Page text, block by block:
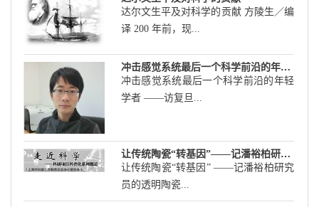
达尔文生平及对科学的贡献 方陵生／编
译 200 年前，现...
冲击感觉系统最后一个科学前沿的年轻学者——访复旦大学生命学院闫致强教授
冲击感觉系统最后一个科学前沿的年轻
学者 ――访复旦...
让传统陶瓷“转基因”——记潘裕柏研究员的透明陶瓷研究
让传统陶瓷“转基因” ――记潘裕柏研究
员的透明陶瓷...